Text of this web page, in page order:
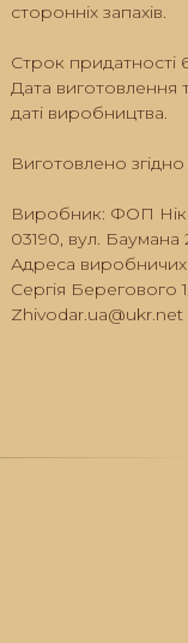
сторонніх запахів.
Строк придатності
Дата виготовлення
даті виробництва.
Виготовлено
Виробник: ФОП
03190, вул. Баумана
Адреса виробничих
Сергія Берегового
Zhivodar.ua@ukr.net